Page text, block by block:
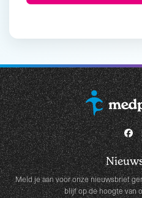
Meld je aan voor onze nieuwsbrief
blijf op de hoogte van